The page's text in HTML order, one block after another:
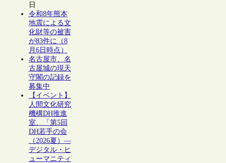
日
令和8年熊本
地震による文
化財等の被害
が83件に（8
月6日時点）
名古屋市、名
古屋城の現天
守閣の記録を
募集中
【イベント】
人間文化研究
機構DH推進
室、「第5回
DH若手の会
（2026夏）―
デジタル・ヒ
ューマニティ